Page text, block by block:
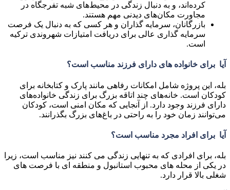
کرده‌اند، و به دنبال زندگی در محیط‌های شبه تفرجگاه در
مجاورت مکان‌های دیدنی مهم هستند.
بازرگانان، سرمایه گذاران و هر کسی که به دنبال یک فرصت
سرمایه گذاری عالی برای دریافت امتیازات شهروندی ترکیه
است.
آیا برای خانواده های دارای فرزند مناسب است؟
بله، این پروژه شامل امکانات رفاهی مانند پارک و کتابخانه برای
کودکان است. خانه‌های چند اتاقه بزرگ برای زندگی خانواده‌های
دارای فرزند وجود دارد. از آنجایی که مکان امنی است، کودکان
می‌توانند زمان خود را به راحتی در باغ‌های بزرگ بگذرانند.
آیا برای افراد مجرد مناسب است؟
بله، برای افرادی که به تنهایی زندگی می کنند نیز مناسب است، زیرا
در یکی از محله های محبوب استانبول و منطقه ای با فرصت های
شغلی بالا قرار دارد.